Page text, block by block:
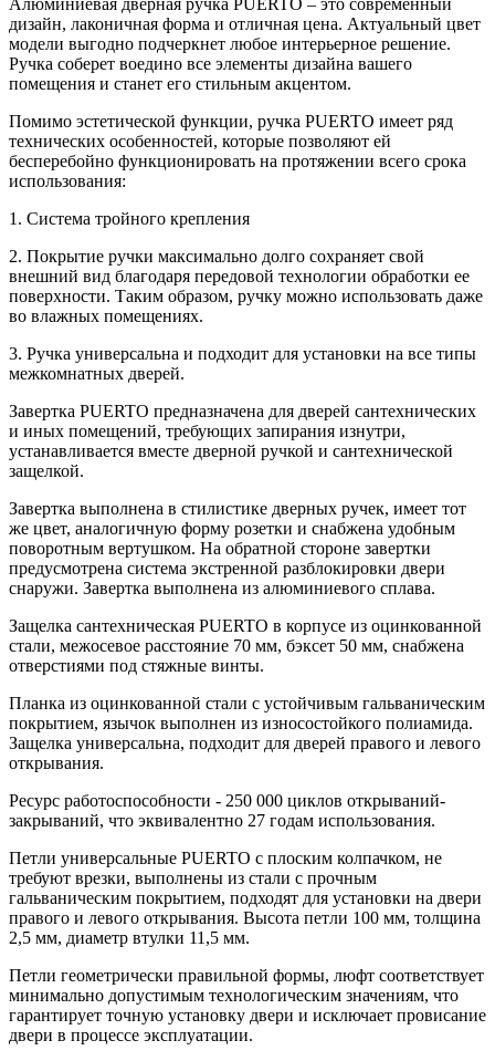
дизайн, лаконичная форма и отличная цена. Актуальный цвет
модели выгодно подчеркнет любое интерьерное решение.
Ручка соберет воедино все элементы дизайна вашего
помещения и станет его стильным акцентом.
Помимо эстетической функции, ручка PUERTO имеет ряд
технических особенностей, которые позволяют ей
бесперебойно функционировать на протяжении всего срока
использования:
1. Система тройного крепления
2. Покрытие ручки максимально долго сохраняет свой
внешний вид благодаря передовой технологии обработки ее
поверхности. Таким образом, ручку можно использовать даже
во влажных помещениях.
3. Ручка универсальна и подходит для установки на все типы
межкомнатных дверей.
Завертка PUERTO предназначена для дверей сантехнических
и иных помещений, требующих запирания изнутри,
устанавливается вместе дверной ручкой и сантехнической
защелкой.
Завертка выполнена в стилистике дверных ручек, имеет тот
же цвет, аналогичную форму розетки и снабжена удобным
поворотным вертушком. На обратной стороне завертки
предусмотрена система экстренной разблокировки двери
снаружи. Завертка выполнена из алюминиевого сплава.
Защелка сантехническая PUERTO в корпусе из оцинкованной
стали, межосевое расстояние 70 мм, бэксет 50 мм, снабжена
отверстиями под стяжные винты.
Планка из оцинкованной стали с устойчивым гальваническим
покрытием, язычок выполнен из износостойкого полиамида.
Защелка универсальна, подходит для дверей правого и левого
открывания.
Ресурс работоспособности - 250 000 циклов открываний-
закрываний, что эквивалентно 27 годам использования.
Петли универсальные PUERTO с плоским колпачком, не
требуют врезки, выполнены из стали с прочным
гальваническим покрытием, подходят для установки на двери
правого и левого открывания. Высота петли 100 мм, толщина
2,5 мм, диаметр втулки 11,5 мм.
Петли геометрически правильной формы, люфт соответствует
минимально допустимым технологическим значениям, что
гарантирует точную установку двери и исключает провисание
двери в процессе эксплуатации.